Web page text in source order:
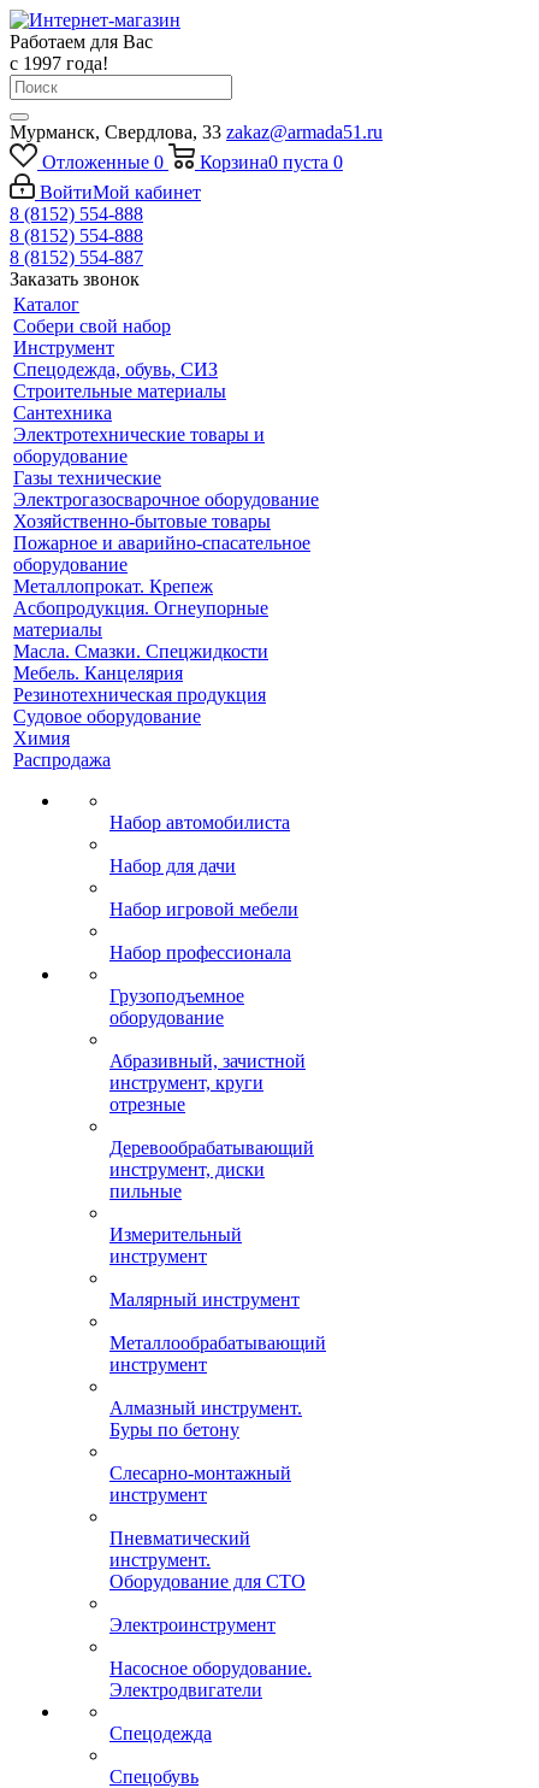
Работаем для Вас
с 1997 года!
Мурманск, Свердлова, 33 zakaz@armada51.ru
Отложенные 0 Корзина0 пуста 0
ВойтиМой кабинет
8 (8152) 554-888
8 (8152) 554-888
8 (8152) 554-887
Заказать звонок
Каталог
Собери свой набор
Инструмент
Спецодежда, обувь, СИЗ
Строительные материалы
Сантехника
Электротехнические товары и
оборудование
Газы технические
Электрогазосварочное оборудование
Хозяйственно-бытовые товары
Пожарное и аварийно-спасательное
оборудование
Металлопрокат. Крепеж
Асбопродукция. Огнеупорные
материалы
Масла. Смазки. Спецжидкости
Мебель. Канцелярия
Резинотехническая продукция
Судовое оборудование
Химия
Распродажа
Набор автомобилиста
Набор для дачи
Набор игровой мебели
Набор профессионала
Грузоподъемное
оборудование
Абразивный, зачистной
инструмент, круги
отрезные
Деревообрабатывающий
инструмент, диски
пильные
Измерительный
инструмент
Малярный инструмент
Металлообрабатывающий
инструмент
Алмазный инструмент.
Буры по бетону
Слесарно-монтажный
инструмент
Пневматический
инструмент.
Оборудование для СТО
Электроинструмент
Насосное оборудование.
Электродвигатели
Спецодежда
Спецобувь